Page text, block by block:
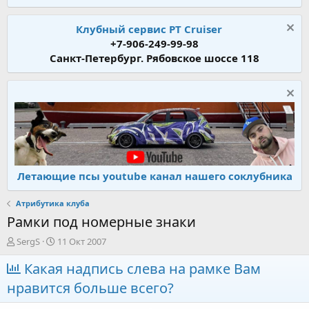
Клубный сервис PT Cruiser
+7-906-249-99-98
Санкт-Петербург. Рябовское шоссе 118
Летающие псы youtube канал нашего соклубника
Атрибутика клуба
Рамки под номерные знаки
А
в
т
о
р
т
SergS
Д
а
т
а
н
а
11 Окт 2007
Какая надпись слева на рамке Вам
нравится больше всего?